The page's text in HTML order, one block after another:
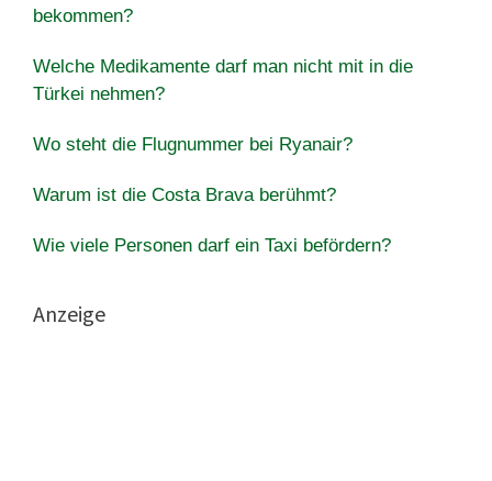
bekommen?
Welche Medikamente darf man nicht mit in die
Türkei nehmen?
Wo steht die Flugnummer bei Ryanair?
Warum ist die Costa Brava berühmt?
Wie viele Personen darf ein Taxi befördern?
Anzeige